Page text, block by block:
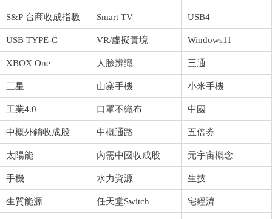
S&P 台商收成指數 Smart TV USB4
USB TYPE-C VR/虛擬實境 Windows11
XBOX One 人臉辨識 三通
三星 山寨手機 小米手機
工業4.0 口罩不織布 中國
中概外銷收成股 中概通路 五倍券
太陽能 內需中國收成股 元宇宙概念
手機 水力資源 生技
生質能源 任天堂Switch 宅經濟